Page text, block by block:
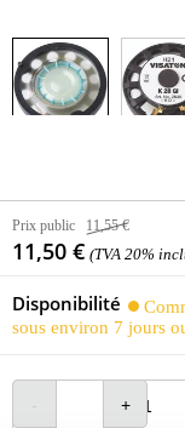
Prix public 11,55 €
11,50 € (TVA 20%
Disponibilité
sous environ 7 jours